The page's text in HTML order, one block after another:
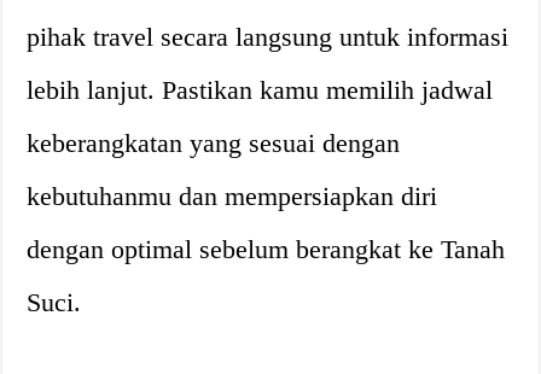
pihak travel secara langsung untuk informasi
lebih lanjut. Pastikan kamu memilih jadwal
keberangkatan yang sesuai dengan
kebutuhanmu dan mempersiapkan diri
dengan optimal sebelum berangkat ke Tanah
Suci.